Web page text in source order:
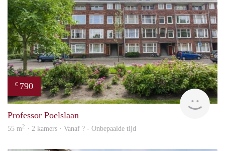
€ 790
Professor Poelslaan
55 m2 · 2 kamers · Vanaf ? - Onbepaalde tijd